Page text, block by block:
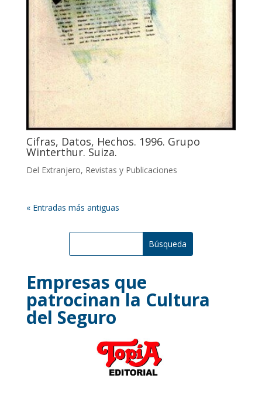
Cifras, Datos, Hechos. 1996. Grupo
Winterthur. Suiza.
Del Extranjero, Revistas y Publicaciones
« Entradas más antiguas
Empresas que
patrocinan la Cultura
del Seguro